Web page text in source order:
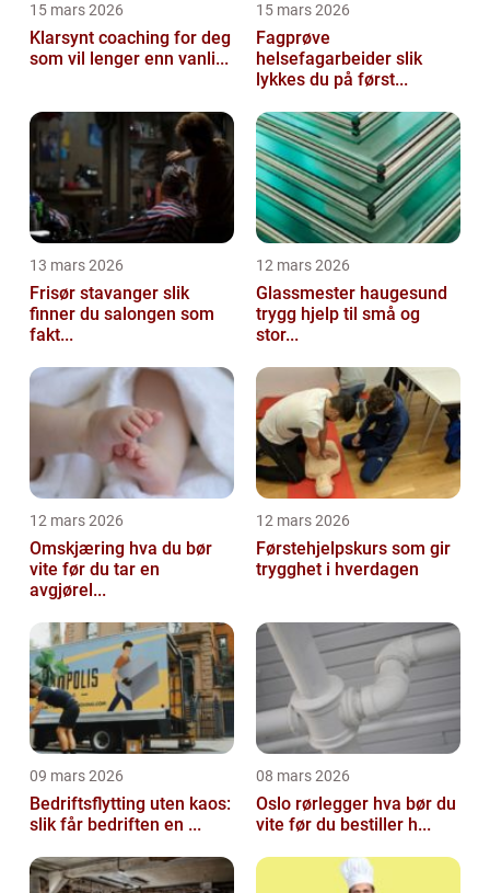
15 mars 2026
Klarsynt coaching for deg
som vil lenger enn vanli...
15 mars 2026
Fagprøve
helsefagarbeider slik
lykkes du på først...
13 mars 2026
Frisør stavanger slik
finner du salongen som
fakt...
12 mars 2026
Glassmester haugesund
trygg hjelp til små og
stor...
12 mars 2026
Omskjæring hva du bør
vite før du tar en
avgjørel...
12 mars 2026
Førstehjelpskurs som gir
trygghet i hverdagen
09 mars 2026
Bedriftsflytting uten kaos:
slik får bedriften en ...
08 mars 2026
Oslo rørlegger hva bør du
vite før du bestiller h...